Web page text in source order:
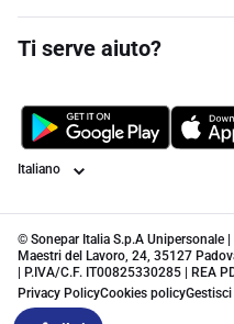
Ti serve aiuto?
Lingua
© Sonepar Italia S.p.A Unipersonale
Maestri del Lavoro, 24, 35127
| P.IVA/C.F. IT00825330285 | REA
Privacy PolicyCookies policy